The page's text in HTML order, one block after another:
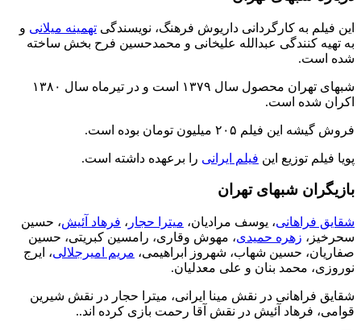
این فیلم به کارگردانی داریوش فرهنگ، نویسندگی تهمینه میلانی و
به تهیه کنندگی عبدالله علیخانی و محمدحسین فرح بخش ساخته
شده است.
شبهای تهران محصول سال ۱۳۷۹ است و در تیرماه سال ۱۳۸۰
اکران شده است.
فروش گیشه این فیلم ۲۰۵ میلیون تومان بوده است.
پویا فیلم توزیع این فیلم ایرانی را برعهده داشته است.
بازیگران شبهای تهران
شقایق فراهانی، یوسف مرادیان، میترا حجار ، فرهاد آئیش، حسین
سحرخیز، زهره حمیدی، مهوش وقاری، رامسین کبریتی، حسین
صفاریان، حسین شهاب، شهروز ابراهیمی، مریم امیرجلالی، ایرج
نوروزی، محمد بنان و علی معدلیان.
شقایق فراهانی در نقش مینا ایرانی، میترا حجار در نقش شیرین
قوامی، فرهاد آئیش در نقش آقا رحمت بازی کرده اند..